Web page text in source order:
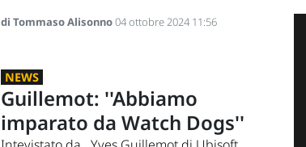
di Tommaso Alisonno04 ottobre 2024 11:56
NEWS
Guillemot: ''Abbiamo
imparato da Watch Dogs''